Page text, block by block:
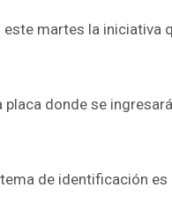
martes la
donde se
de identificación